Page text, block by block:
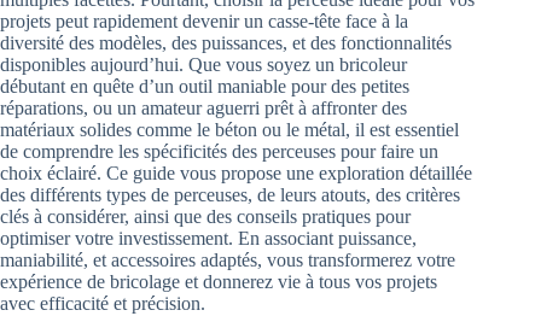
projets peut rapidement devenir un casse-tête face à la
diversité des modèles, des puissances, et des fonctionnalités
disponibles aujourd’hui. Que vous soyez un bricoleur
débutant en quête d’un outil maniable pour des petites
réparations, ou un amateur aguerri prêt à affronter des
matériaux solides comme le béton ou le métal, il est essentiel
de comprendre les spécificités des perceuses pour faire un
choix éclairé. Ce guide vous propose une exploration détaillée
des différents types de perceuses, de leurs atouts, des critères
clés à considérer, ainsi que des conseils pratiques pour
optimiser votre investissement. En associant puissance,
maniabilité, et accessoires adaptés, vous transformerez votre
expérience de bricolage et donnerez vie à tous vos projets
avec efficacité et précision.